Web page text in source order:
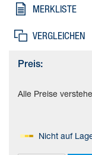
3stellig, * Farbe Rot,
elektronisch, * max.
MERKLISTE
VERGLEICHEN
Preis:
Alle Preise
Nicht auf